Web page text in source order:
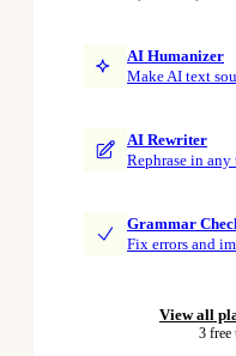
AI Humanizer
Make AI text
AI Rewriter
Rephrase in
Grammar
Fix errors and
View all
3 free